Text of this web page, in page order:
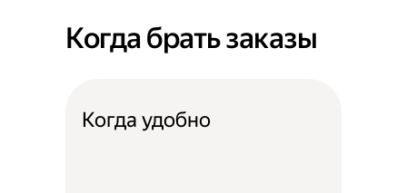
Когда брать заказы
Когда удобно